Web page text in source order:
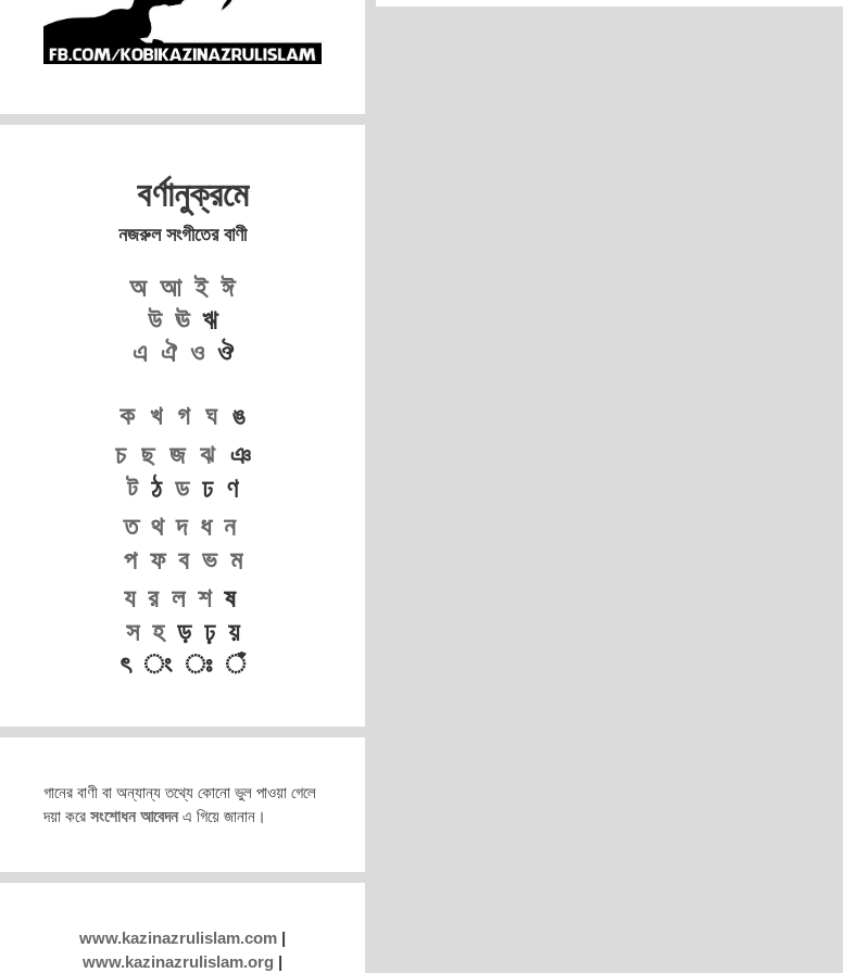
বর্ণানুক্রমে
নজরুল সংগীতের বাণী
অ আ ই ঈ
উ ঊঋ
এ ঐ ওঔ
ক খ গ ঘঙ
চ ছ জ ঝঞ
টঠ ডঢ ণ
ত থ দ ধ ন
প ফ ব ভ ম
য র ল শষ
স হড় ঢ় য়
ৎ ং ঃ ঁ
গানের বাণী বা অন্যান্য তথ্যে কোনো ভুল পাওয়া গেলে
দয়া করে সংশোধন আবেদনএ গিয়ে জানান।
www.kazinazrulislam.com |
www.kazinazrulislam.org |